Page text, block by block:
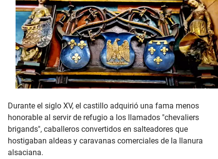
Durante el siglo XV, el castillo adquirió una fama menos
honorable al servir de refugio a los llamados "chevaliers
brigands", caballeros convertidos en salteadores que
hostigaban aldeas y caravanas comerciales de la llanura
alsaciana.